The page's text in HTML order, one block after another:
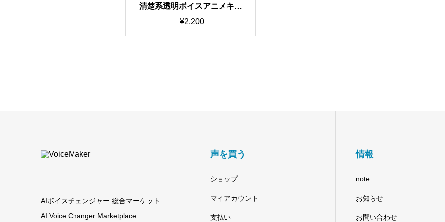
清楚系透明ボイスアニメキャ
ラボイス 最高品質・歌唱可能
¥2,200
AIボイスチェンジャー 総合マーケット
AI Voice Changer Marketplace
声を買う
ショップ
マイアカウント
支払い
情報
note
お知らせ
お問い合わせ